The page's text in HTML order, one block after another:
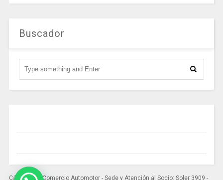
Buscador
Cámara del Comercio Automotor - Sede y Atención al Socio: Soler 3909 -